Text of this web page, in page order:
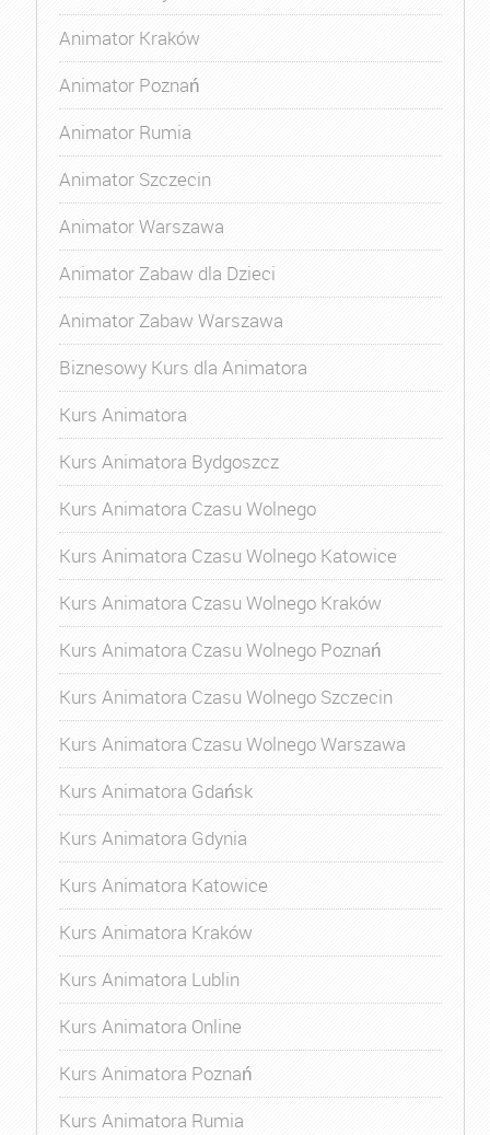
Animator Kraków
Animator Poznań
Animator Rumia
Animator Szczecin
Animator Warszawa
Animator Zabaw dla Dzieci
Animator Zabaw Warszawa
Biznesowy Kurs dla Animatora
Kurs Animatora
Kurs Animatora Bydgoszcz
Kurs Animatora Czasu Wolnego
Kurs Animatora Czasu Wolnego Katowice
Kurs Animatora Czasu Wolnego Kraków
Kurs Animatora Czasu Wolnego Poznań
Kurs Animatora Czasu Wolnego Szczecin
Kurs Animatora Czasu Wolnego Warszawa
Kurs Animatora Gdańsk
Kurs Animatora Gdynia
Kurs Animatora Katowice
Kurs Animatora Kraków
Kurs Animatora Lublin
Kurs Animatora Online
Kurs Animatora Poznań
Kurs Animatora Rumia